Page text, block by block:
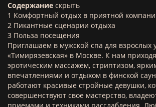
Содержание скрыть
1 Комфортный отдых в приятной
2 Пикантные сценарии отдыха
3 Польза посещения
Приглашаем в мужской спа для взрослых
«Тимирязевская» в Москве. К нам
эротическим массажем, стриптизом,
впечатлениями и отдыхом в финской
работают красивые стройные девушки,
совершенствуют свое мастерство,